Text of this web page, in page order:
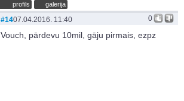
profils galerija
0
#1407.04.2016. 11:40
Vouch, pārdevu 10mil, gāju pirmais, ezpz